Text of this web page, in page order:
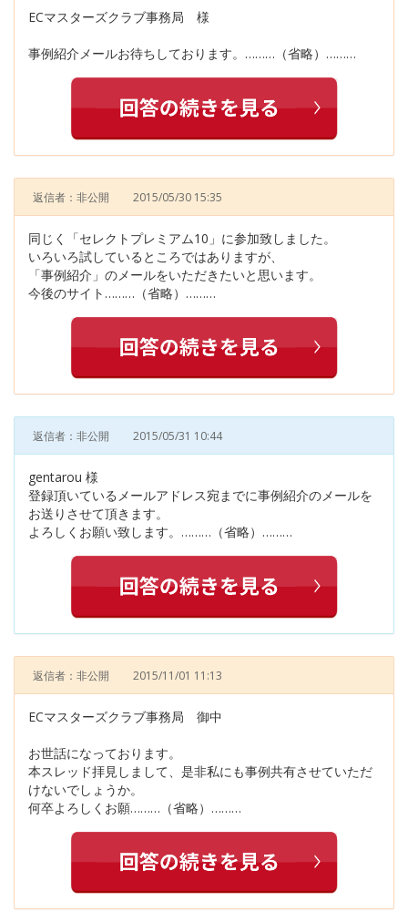
ECマスターズクラブ事務局 様
事例紹介メールお待ちしております。………（省略）………
返信者：非公開 2015/05/30 15:35
同じく「セレクトプレミアム10」に参加致しました。
いろいろ試しているところではありますが、
「事例紹介」のメールをいただきたいと思います。
今後のサイト………（省略）………
返信者：非公開 2015/05/31 10:44
gentarou 様
登録頂いているメールアドレス宛までに事例紹介のメールを
お送りさせて頂きます。
よろしくお願い致します。………（省略）………
返信者：非公開 2015/11/01 11:13
ECマスターズクラブ事務局 御中
お世話になっております。
本スレッド拝見しまして、是非私にも事例共有させていただ
けないでしょうか。
何卒よろしくお願………（省略）………